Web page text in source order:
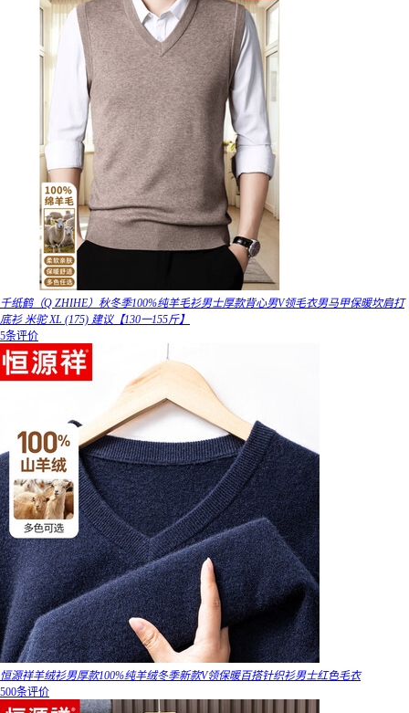
千纸鹤（Q ZHIHE）秋冬季100%纯羊毛衫男士厚款背心男V领毛衣男马甲保暖坎肩打
底衫 米驼 XL (175) 建议【130一155斤】
5条评价
恒源祥羊绒衫男厚款100%纯羊绒冬季新款V领保暖百搭针织衫男士红色毛衣
500条评价